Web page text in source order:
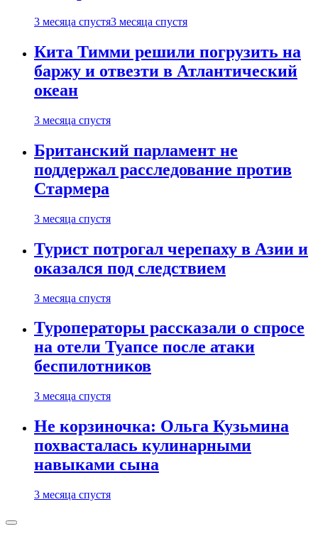
3 месяца спустя3 месяца спустя
Кита Тимми решили погрузить на
баржу и отвезти в Атлантический
океан
3 месяца спустя
Британский парламент не
поддержал расследование против
Стармера
3 месяца спустя
Турист потрогал черепаху в Азии и
оказался под следствием
3 месяца спустя
Туроператоры рассказали о спросе
на отели Туапсе после атаки
беспилотников
3 месяца спустя
Не корзиночка: Ольга Кузьмина
похвасталась кулинарными
навыками сына
3 месяца спустя